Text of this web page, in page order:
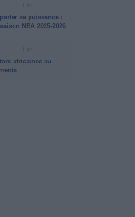
sa puissance :
NBA 2025-2026
africaines au